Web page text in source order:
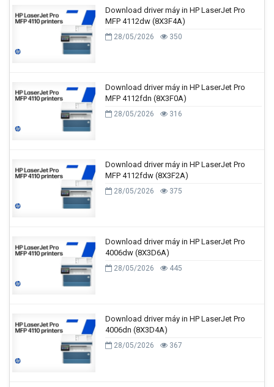
Download driver máy in HP LaserJet Pro
MFP 4112dw (8X3F4A)
28/05/2026 350
Download driver máy in HP LaserJet Pro
MFP 4112fdn (8X3F0A)
28/05/2026 316
Download driver máy in HP LaserJet Pro
MFP 4112fdw (8X3F2A)
28/05/2026 375
Download driver máy in HP LaserJet Pro
4006dw (8X3D6A)
28/05/2026 445
Download driver máy in HP LaserJet Pro
4006dn (8X3D4A)
28/05/2026 367